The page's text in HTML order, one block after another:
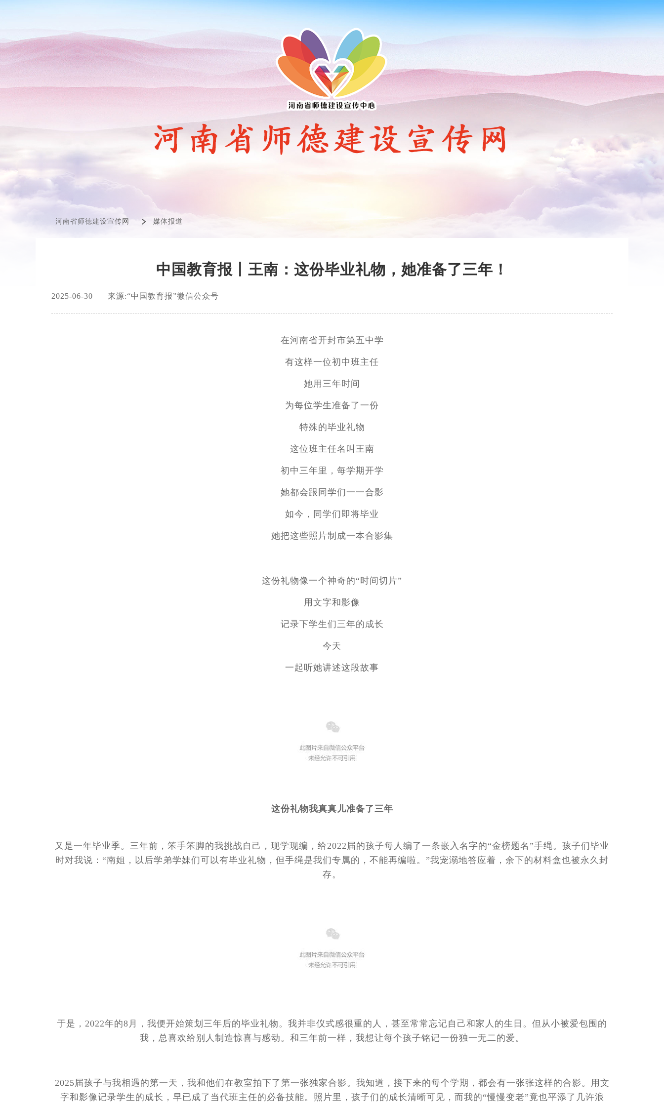
河南省师德建设宣传网 媒体报道
中国教育报丨王南：这份毕业礼物，她准备了三年！
2025-06-30 来源:“中国教育报”微信公众号
在河南省开封市第五中学
有这样一位初中班主任
她用三年时间
为每位学生准备了一份
特殊的毕业礼物
这位班主任名叫王南
初中三年里，每学期开学
她都会跟同学们一一合影
如今，同学们即将毕业
她把这些照片制成一本合影集
这份礼物像一个神奇的“时间切片”
用文字和影像
记录下学生们三年的成长
今天
一起听她讲述这段故事
这份礼物我真真儿准备了三年
又是一年毕业季。三年前，笨手笨脚的我挑战自己，现学现编，给2022届的孩子每人编了一条嵌入名字的“金榜题名”手绳。孩子们毕业
时对我说：“南姐，以后学弟学妹们可以有毕业礼物，但手绳是我们专属的，不能再编啦。”我宠溺地答应着，余下的材料盒也被永久封
存。
于是，2022年的8月，我便开始策划三年后的毕业礼物。我并非仪式感很重的人，甚至常常忘记自己和家人的生日。但从小被爱包围的
我，总喜欢给别人制造惊喜与感动。和三年前一样，我想让每个孩子铭记一份独一无二的爱。
2025届孩子与我相遇的第一天，我和他们在教室拍下了第一张独家合影。我知道，接下来的每个学期，都会有一张张这样的合影。用文
字和影像记录学生的成长，早已成了当代班主任的必备技能。照片里，孩子们的成长清晰可见，而我的“慢慢变老”竟也平添了几许浪